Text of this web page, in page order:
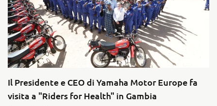
Il Presidente e CEO di Yamaha Motor Europe fa
visita a "Riders for Health" in Gambia